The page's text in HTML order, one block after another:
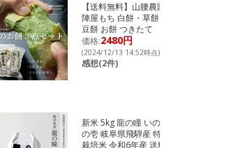
【送料無料】山腰農園
陣屋もち 白餅・草餅・
豆餅 お餅 つきたて
価格:2480円
(2024/12/13 14:52時点)
感想(2件)
新米 5kg 龍の瞳 いのち
の壱 岐阜県飛騨産 特別
栽培米 令和6年産 送料